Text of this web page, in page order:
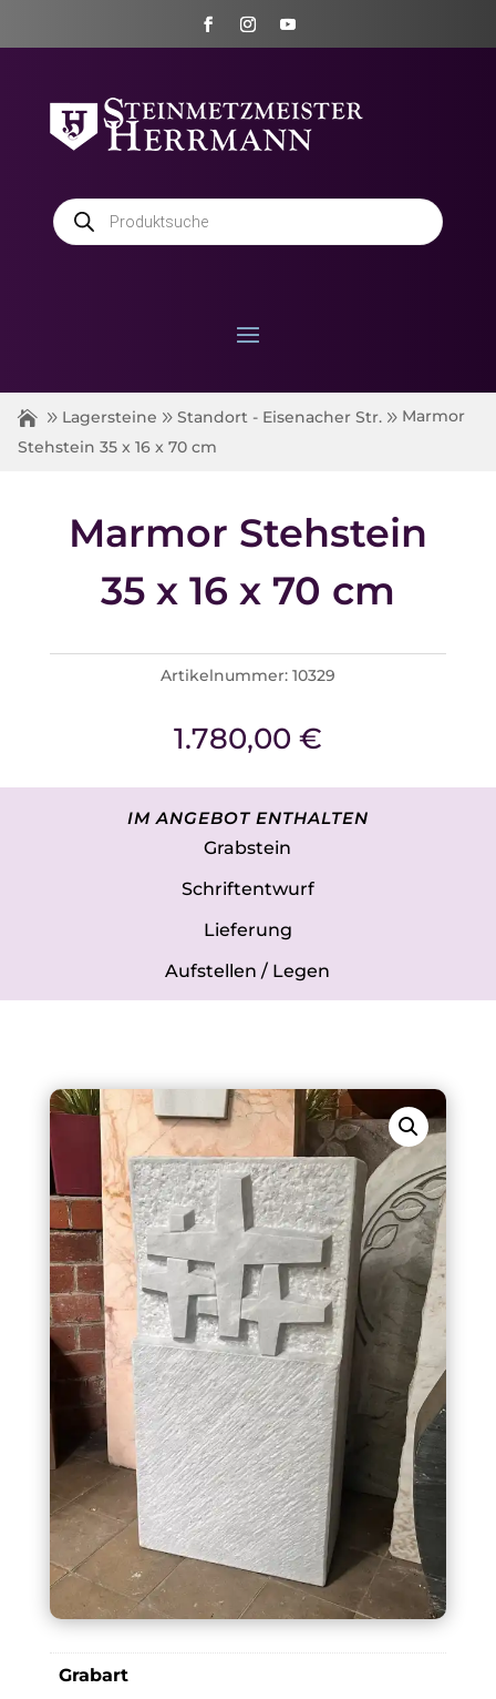
Products
search
Lagersteine Standort - Eisenacher Str.
Marmor
Stehstein 35 x 16 x 70 cm
Marmor Stehstein
35 x 16 x 70 cm
Artikelnummer: 10329
1.780,00 €
IM ANGEBOT ENTHALTEN
Grabstein
Schriftentwurf
Lieferung
Aufstellen / Legen
Grabart